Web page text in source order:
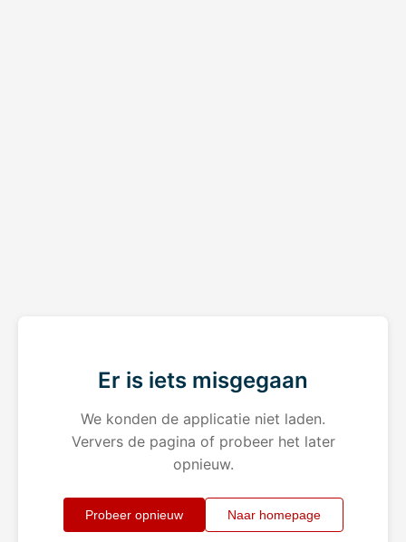
Er is iets misgegaan
We konden de applicatie niet laden.
Ververs de pagina of probeer het later
opnieuw.
Probeer opnieuw Naar homepage